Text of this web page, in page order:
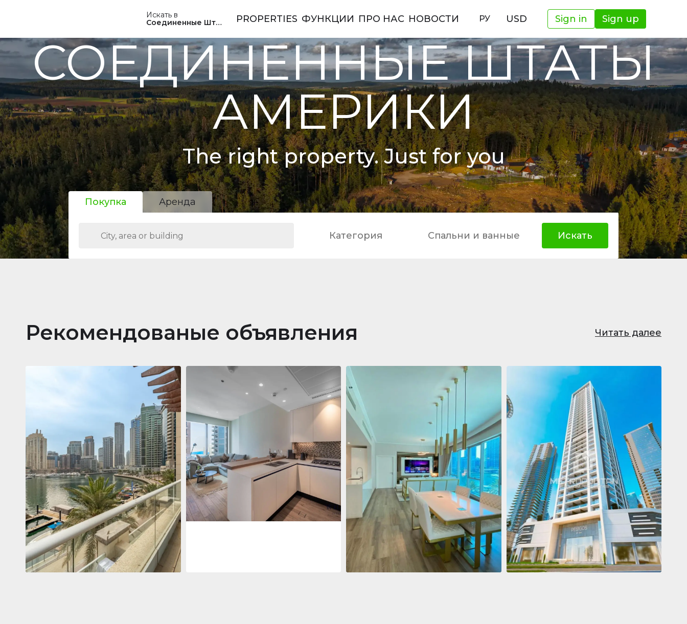
Искать в
Соединенные Штаты Америки
PROPERTIES ФУНКЦИИ ПРО НАС НОВОСТИ РУ USD Sign in Sign up
СОЕДИНЕННЫЕ ШТАТЫ
АМЕРИКИ
The right property. Just for you
Покупка Аренда
Категория Спальни и ванные Искать
Рекомендованые объявления Читать далее
Квартира2 861 035 $
Beauport Tower
Beauport Tower, Marina Promenade,
Dubai Marina, Dubai
34392 m²
Квартира688 011 $
Jumeirah Living Marina Gate
Jumeirah Living Marina Gate, Marina
Gate, Dubai Marina, Dubai
12 73 m² Квартира 708 447 $
Beauport Tower
Beauport Tower, Marina Promenade,
Dubai Marina, Dubai
96 m²
Квартира681 199 $
Pelagos by IGO
Pelagos by IGO, Dubai Marina, Dubai
1271 m²